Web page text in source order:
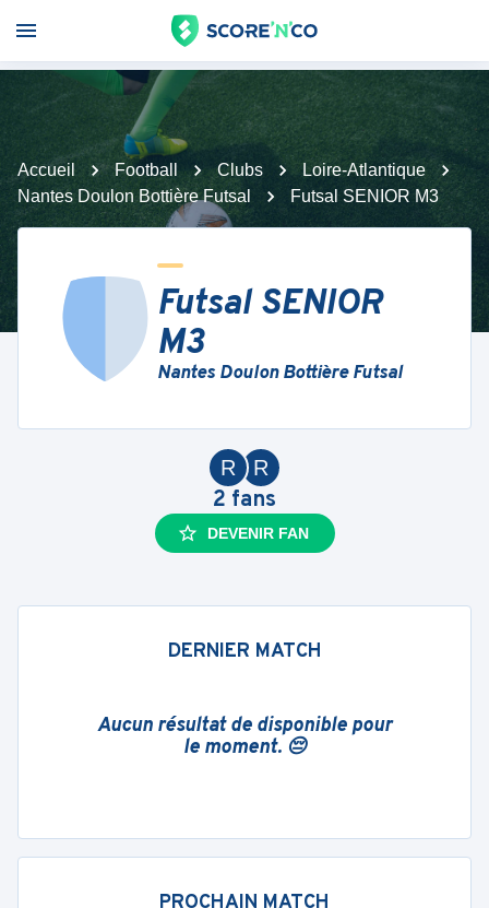
Accueil Football Clubs
Loire-Atlantique
Nantes Doulon Bottière Futsal
Futsal SENIOR M3
Futsal SENIOR
M3
Nantes Doulon Bottière Futsal
R
R
2 fans
DEVENIR FAN
DERNIER MATCH
Aucun résultat de disponible pour
le moment. 😔